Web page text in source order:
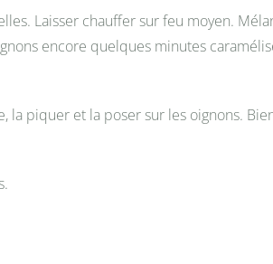
Laisser chauffer sur feu moyen.
encore quelques minutes
piquer et la poser sur les oignons.